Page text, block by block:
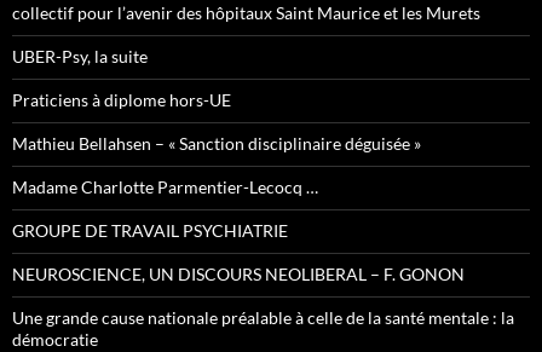
collectif pour l’avenir des hôpitaux Saint Maurice et les Murets
UBER-Psy, la suite
Praticiens à diplome hors-UE
Mathieu Bellahsen – « Sanction disciplinaire déguisée »
Madame Charlotte Parmentier-Lecocq …
GROUPE DE TRAVAIL PSYCHIATRIE
NEUROSCIENCE, UN DISCOURS NEOLIBERAL – F. GONON
Une grande cause nationale préalable à celle de la santé mentale : la
démocratie